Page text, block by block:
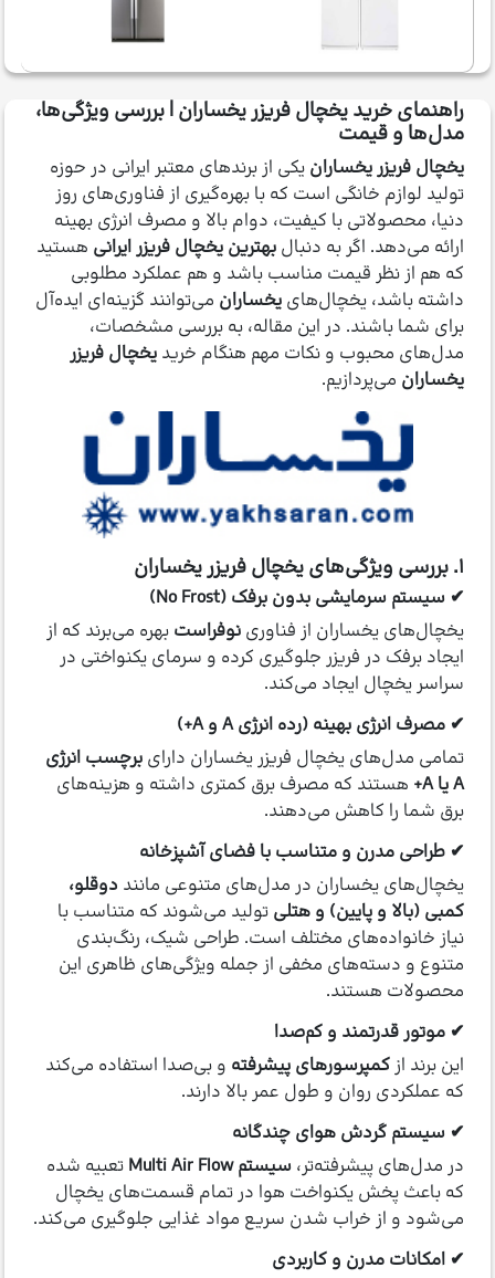
راهنمای خرید یخچال فریزر یخساران | بررسی ویژگی‌ها،
مدل‌ها و قیمت
یخچال فریزر یخساران یکی از برندهای معتبر ایرانی در حوزه
تولید لوازم خانگی است که با بهره‌گیری از فناوری‌های روز
دنیا، محصولاتی با کیفیت، دوام بالا و مصرف انرژی بهینه
ارائه می‌دهد. اگر به دنبالبهترین یخچال فریزر ایرانی هستید
که هم از نظر قیمت مناسب باشد و هم عملکرد مطلوبی
داشته باشد، یخچال‌هاییخساران می‌توانند گزینه‌ای ایده‌آل
برای شما باشند. در این مقاله، به بررسی مشخصات،
مدل‌های محبوب و نکات مهم هنگام خریدیخچال فریزر
یخساران می‌پردازیم.
۱. بررسی ویژگی‌های یخچال فریزر یخساران
✔ سیستم سرمایشی بدون برفک (No Frost)
یخچال‌های یخساران از فناورینوفراست بهره می‌برند که از
ایجاد برفک در فریزر جلوگیری کرده و سرمای یکنواختی در
سراسر یخچال ایجاد می‌کند.
✔ مصرف انرژی بهینه (رده انرژی A و A+)
تمامی مدل‌های یخچال فریزر یخساران دارایبرچسب انرژی
A یا A+
هستند که مصرف برق کمتری داشته و هزینه‌های
برق شما را کاهش می‌دهند.
✔ طراحی مدرن و متناسب با فضای آشپزخانه
یخچال‌های یخساران در مدل‌های متنوعی مانند دوقلو،
کمبی (بالا و پایین) و هتلی تولید می‌شوند که متناسب با
نیاز خانواده‌های مختلف است. طراحی شیک، رنگ‌بندی
متنوع و دسته‌های مخفی از جمله ویژگی‌های ظاهری این
محصولات هستند.
✔ موتور قدرتمند و کم‌صدا
این برند ازکمپرسورهای پیشرفته و بی‌صدا استفاده می‌کند
که عملکردی روان و طول عمر بالا دارند.
✔ سیستم گردش هوای چندگانه
در مدل‌های پیشرفته‌تر،سیستم Multi Air Flow
تعبیه شده
که باعث پخش یکنواخت هوا در تمام قسمت‌های یخچال
می‌شود و از خراب شدن سریع مواد غذایی جلوگیری می‌کند.
✔ امکانات مدرن و کاربردی